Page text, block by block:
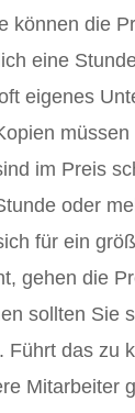
können die
eine
eigenes
im Preis
oder
für ein
gehen die
sollten Sie
Führt das zu
Mitarbeiter